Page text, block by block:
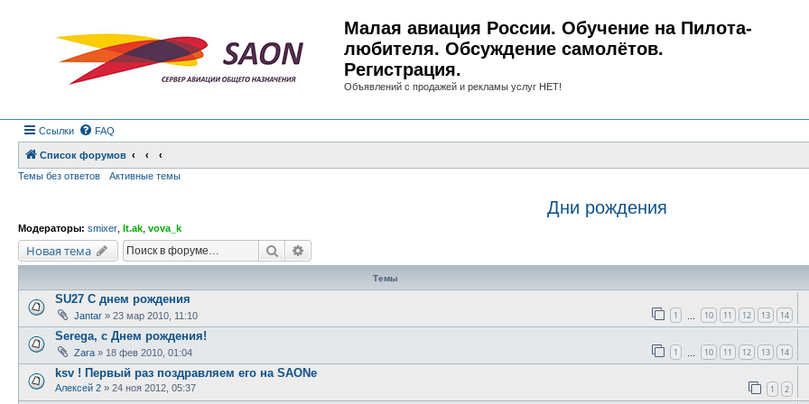
Малая авиация России. Обучение на Пилота-
любителя. Обсуждение самолётов.
Регистрация.
Объявлений с продажей и рекламы услуг НЕТ!
Ссылки FAQ
Список форумов
Темы без ответов
Активные темы
Дни рождения
Модераторы: smixer lt.ak vova_k
Новая тема Поиск
Темы
SU27 С днем рождения
Jantar » 23 мар 2010, 11:10 1 10 11 12 13 14
Serega, с Днем рождения!
Zara » 18 фев 2010, 01:04 1 10 11 12 13 14
ksv ! Первый раз поздравляем его на SAONе
Алексей 2 » 24 ноя 2012, 05:37 1 2